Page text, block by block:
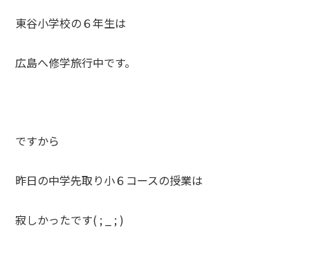
東谷小学校の６年生は
広島へ修学旅行中です。
ですから
昨日の中学先取り小６コースの授業は
寂しかったです( ; _ ; )